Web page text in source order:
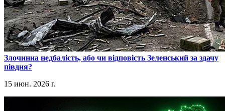
​Злочинна недбалість, або чи відповість Зеленський за здачу
півдня?
15 июн. 2026 г.